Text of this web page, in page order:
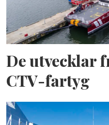
De utvecklar
CTV-fartyg